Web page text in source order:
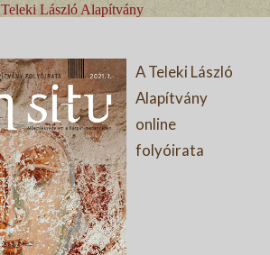
Teleki László Alapítvány
A Teleki László
Alapítvány
online
folyóirata